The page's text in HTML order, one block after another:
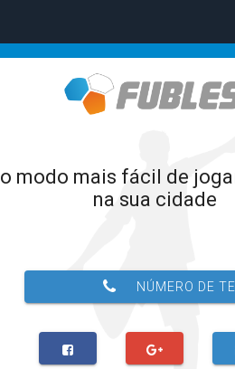
o modo mais fácil de
na sua cidade
NÚMERO DE